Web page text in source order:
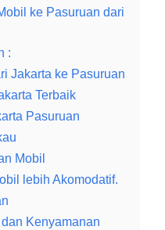
ke Pasuruan dari
:
Jakarta ke Pasuruan
Terbaik
Pasuruan
Mobil
lebih Akomodatif.
Kenyamanan